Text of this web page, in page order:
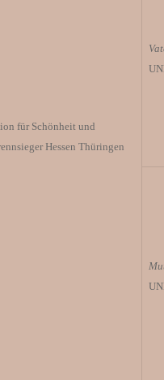
für Schönheit und
Hessen Thüringen